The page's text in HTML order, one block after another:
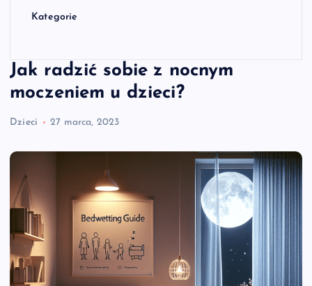
Kategorie
Jak radzić sobie z nocnym
moczeniem u dzieci?
Dzieci 27 marca, 2023